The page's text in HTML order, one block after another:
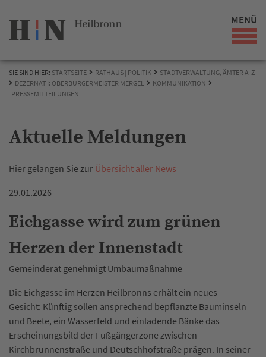
MENÜ
SIE SIND HIER: STARTSEITE RATHAUS | POLITIK
STADTVERWALTUNG, ÄMTER A-Z
DEZERNAT I: OBERBÜRGERMEISTER MERGEL
KOMMUNIKATION
PRESSEMITTEILUNGEN
Aktuelle Meldungen
Hier gelangen Sie zur Übersicht aller News
29.01.2026
Eichgasse wird zum grünen
Herzen der Innenstadt
Gemeinderat genehmigt Umbaumaßnahme
Die Eichgasse im Herzen Heilbronns erhält ein neues
Gesicht: Künftig sollen ansprechend bepflanzte Bauminseln
und Beete, ein Wasserfeld und einladende Bänke das
Erscheinungsbild der Fußgängerzone zwischen
Kirchbrunnenstraße und Deutschhofstraße prägen. In seiner